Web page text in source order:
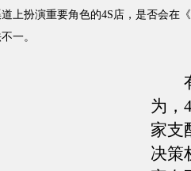
扮演重要角色的4S店，是否会在
一。
有
为，
家支
决策